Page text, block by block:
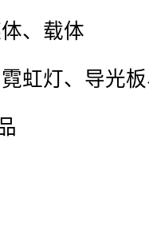
、载体
虹灯、导光